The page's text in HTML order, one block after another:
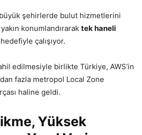
büyük şehirlerde bulut hizmetlerini
konumlandırarak tek haneli
hedefiyle çalışıyor.
edilmesiyle birlikte Türkiye, AWS’in
fazla metropol Local Zone
haline geldi.
Yüksek